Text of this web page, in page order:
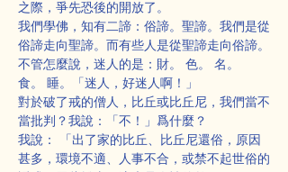
之際，爭先恐後的開放了。
我們學佛，知有二諦：俗諦。聖諦。我們是從
俗諦走向聖諦。而有些人是從聖諦走向俗諦。
不管怎麼說，迷人的是：財。 色。 名。
食。 睡。「迷人，好迷人啊！」
對於破了戒的僧人，比丘或比丘尼，我們當不
當批判？我說：「不！」爲什麼？
我說： 「出了家的比丘、比丘尼還俗，原因
甚多，環境不適、人事不合，或禁不起世俗的